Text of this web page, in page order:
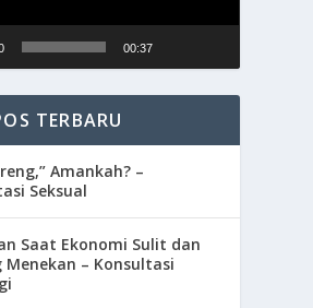
00:37
TERBARU
Amankah? –
Seksual
Saat Ekonomi Sulit dan
Menekan – Konsultasi